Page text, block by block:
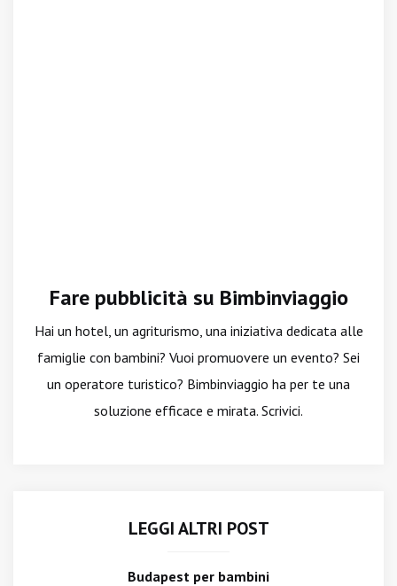
Fare pubblicità su Bimbinviaggio
Hai un hotel, un agriturismo, una iniziativa dedicata alle
famiglie con bambini? Vuoi promuovere un evento? Sei
un operatore turistico? Bimbinviaggio ha per te una
soluzione efficace e mirata. Scrivici.
LEGGI ALTRI POST
Budapest per bambini